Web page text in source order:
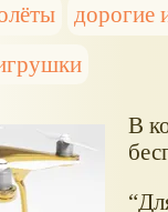
дорогие
В